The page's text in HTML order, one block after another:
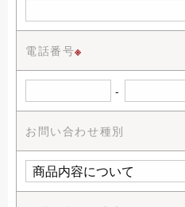
電話番号※
-
お問い合わせ種別